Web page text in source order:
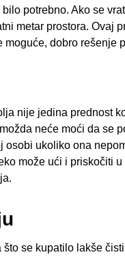
potrebno. Ako se
metar prostora. Ovaj
dobro rešenje
nije jedina prednost
neće moći da se
ukoliko ona
može ući i priskočiti
se kupatilo lakše